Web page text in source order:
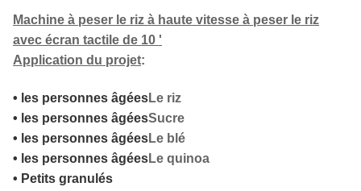
Machine à peser le riz à haute vitesse à peser le riz
avec écran tactile de 10 '
Application du projet:
• les personnes âgéesLe riz
• les personnes âgéesSucre
• les personnes âgéesLe blé
• les personnes âgéesLe quinoa
• Petits granulés